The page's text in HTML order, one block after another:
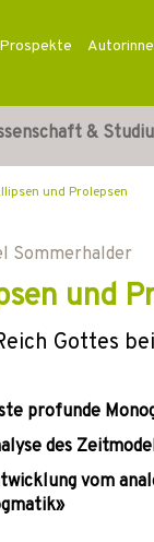
Prospekte
&
und Prolepsen
Sommerhalder
und
Gottes
profunde
des
vom